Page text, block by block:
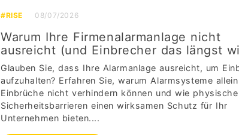
#RISE 08/07/2026
Warum Ihre Firmenalarmanlage nicht
ausreicht (und Einbrecher das längst
Glauben Sie, dass Ihre Alarmanlage ausreicht, um
aufzuhalten? Erfahren Sie, warum Alarmsysteme allein
Einbrüche nicht verhindern können und wie physische
Sicherheitsbarrieren einen wirksamen Schutz für Ihr
Unternehmen bieten....